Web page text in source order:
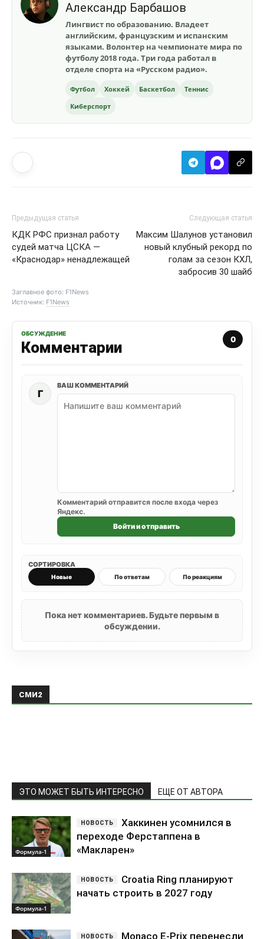
Александр Барбашов
Лингвист по образованию. Владеет
английским, французским и испанским
языками. Волонтер на чемпионате мира по
футболу 2018 года. Три года работал в
отделе спорта на «Русском радио».
Футбол Хоккей Баскетбол
Теннис
Киберспорт
Предыдущая статья
КДК РФС признал работу
судей матча ЦСКА —
«Краснодар» ненадлежащей
Следующая статья
Максим Шалунов установил
новый клубный рекорд по
голам за сезон КХЛ,
забросив 30 шайб
Заглавное фото: F1News
Источник: F1News
ОБСУЖДЕНИЕ
Комментарии 0
Г
ВАШ КОММЕНТАРИЙ
Комментарий отправится после входа через
Яндекс.
Войти и отправить
СОРТИРОВКА
Новые По ответам По реакциям
Пока нет комментариев. Будьте первым в
обсуждении.
СМИ2
ЭТО МОЖЕТ БЫТЬ ИНТЕРЕСНО ЕЩЕ ОТ АВТОРА
Формула-1
Хаккинен усомнился в
переходе Ферстаппена в
«Макларен»
Формула-1
Croatia Ring планируют
начать строить в 2027 году
Monaco E-Prix перенесли